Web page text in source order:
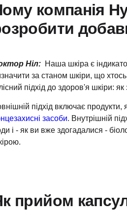
компанія
Ніл: Наша шкіра є
за станом шкіри, що
підхід до здоров'я шкіри: як
підхід включає
засоби Внутрішній
і - як ви вже здогадалися -
прийом